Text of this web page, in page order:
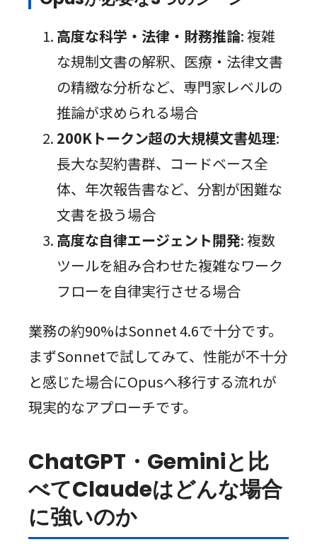
高度な科学・法律・財務推論: 複雑
な規制文書の解釈、医療・法律文書
の精緻な分析など、専門家レベルの
推論が求められる場合
200Kトークン超の大規模文書処理:
長大な契約書群、コードベース全
体、年次報告書など、分割が困難な
文書を扱う場合
高度な自律エージェント開発: 複数
ツールを組み合わせた複雑なワーク
フローを自律実行させる場合
業務の約90%はSonnet 4.6で十分です。
まずSonnetで試してみて、性能が不十分
と感じた場合にOpusへ移行する流れが
現実的なアプローチです。
ChatGPT・Geminiと比
べてClaudeはどんな場合
に強いのか